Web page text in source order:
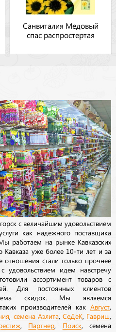
Санвиталия Медовый
спас распростертая
с величайшим удовольствием
как надежного поставщика
работаем на рынке Кавказских
Кавказа уже более 10-ти лет и за
отношения стали только прочнее
удовольствием идем навстречу
ассортимент товаров с
Для постоянных клиентов
скидок. Мы являемся
производителей как Август
семена Аэлита, СеДеК Гавриш
Партнер Поиск, семена